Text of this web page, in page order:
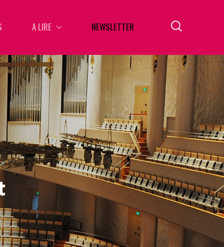
A LIRE NEWSLETTER